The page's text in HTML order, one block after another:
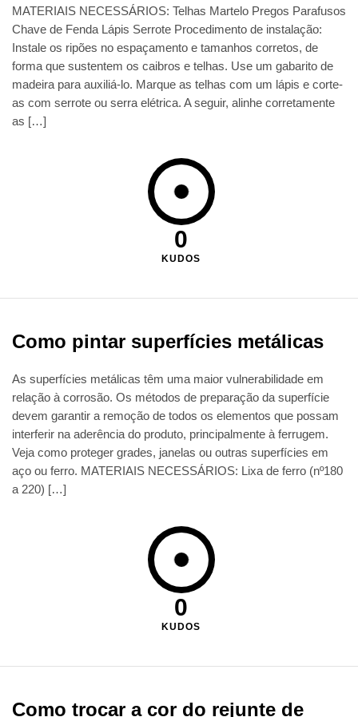
MATERIAIS NECESSÁRIOS: Telhas Martelo Pregos Parafusos
Chave de Fenda Lápis Serrote Procedimento de instalação:
Instale os ripões no espaçamento e tamanhos corretos, de
forma que sustentem os caibros e telhas. Use um gabarito de
madeira para auxiliá-lo. Marque as telhas com um lápis e corte-
as com serrote ou serra elétrica. A seguir, alinhe corretamente
as […]
0
KUDOS
Como pintar superfícies metálicas
As superfícies metálicas têm uma maior vulnerabilidade em
relação à corrosão. Os métodos de preparação da superfície
devem garantir a remoção de todos os elementos que possam
interferir na aderência do produto, principalmente à ferrugem.
Veja como proteger grades, janelas ou outras superfícies em
aço ou ferro. MATERIAIS NECESSÁRIOS: Lixa de ferro (nº180
a 220) […]
0
KUDOS
Como trocar a cor do rejunte de